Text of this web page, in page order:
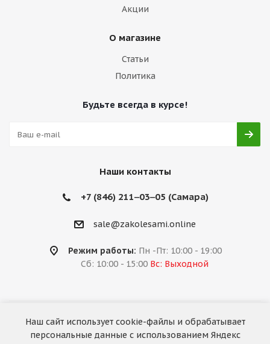
Акции
О магазине
Статьи
Политика
Будьте всегда в курсе!
Наши контакты
+7 (846) 211‒03‒05 (Самара)
sale@zakolesami.online
Режим работы: Пн -Пт: 10:00 - 19:00
Сб: 10:00 - 15:00 Вс: Выходной
2026 © «За колёсами.Online»
Запуск сайта —RuMaster
Наш сайт использует cookie-файлы и обрабатывает
персональные данные с использованием Яндекс